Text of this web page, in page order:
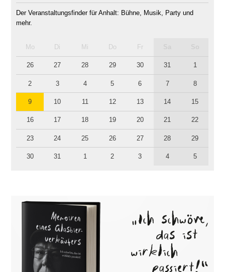
Der Veranstaltungsfinder für Anhalt: Bühne, Musik, Party und
mehr.
Mo Di Mi Do Fr
26 27 28 29 30 31 1
2 3 4 5 6 7 8
9 10 11 12 13 14 15
16 17 18 19 20 21 22
23 24 25 26 27 28 29
30 31 1 2 3 4 5